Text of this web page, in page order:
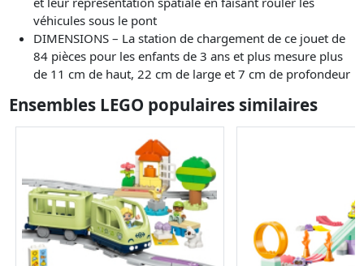
véhicules sous le pont
DIMENSIONS – La station de chargement de ce jouet de
84 pièces pour les enfants de 3 ans et plus mesure plus
de 11 cm de haut, 22 cm de large et 7 cm de profondeur
Ensembles LEGO populaires similaires